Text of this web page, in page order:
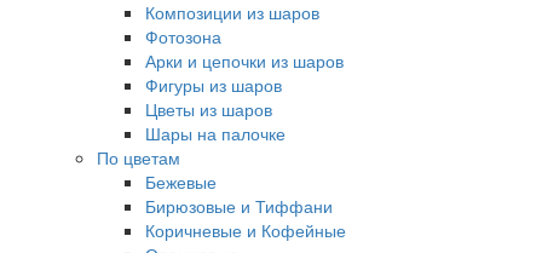
Композиции из шаров
Фотозона
Арки и цепочки из шаров
Фигуры из шаров
Цветы из шаров
Шары на палочке
По цветам
Бежевые
Бирюзовые и Тиффани
Коричневые и Кофейные